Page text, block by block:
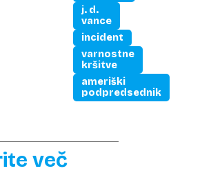
j. d.
vance
incident
varnostne
kršitve
ameriški
podpredsednik
več